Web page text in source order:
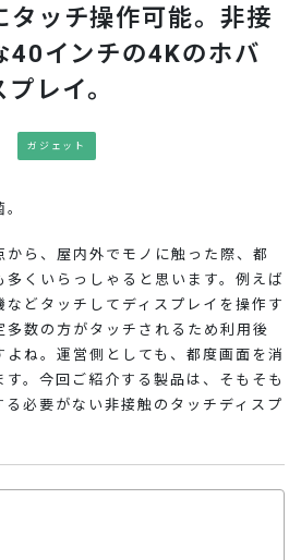
お問い合わせ
タッチ操作可能。非接
40インチの4Kのホバ
レイ。
ガジェット
ら、屋内外でモノに触った際、都
くいらっしゃると思います。例えば
どタッチしてディスプレイを操作す
多数の方がタッチされるため利用後
ね。運営側としても、都度画面を消
。今回ご紹介する製品は、そもそも
必要がない非接触のタッチディスプ